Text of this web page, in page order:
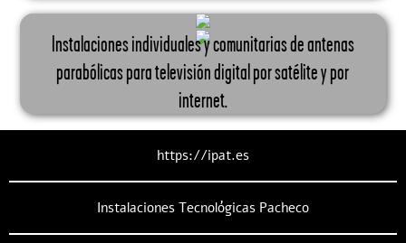
Instalaciones individuales y comunitarias de antenas
parabólicas para televisión digital por satélite y por
internet.
https://ipat.es
Instalaciones Tecnológicas Pacheco